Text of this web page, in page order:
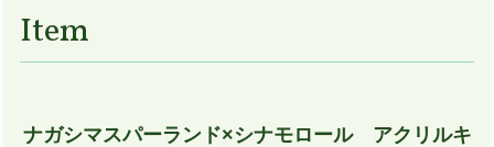
Item
ナガシマスパーランド×シナモロール アクリルキ